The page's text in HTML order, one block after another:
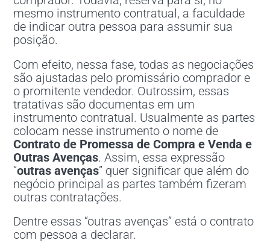
mesmo instrumento contratual, a faculdade
de indicar outra pessoa para assumir sua
posição.
Com efeito, nessa fase, todas as negociações
são ajustadas pelo promissário comprador e
o promitente vendedor. Outrossim, essas
tratativas são documentas em um
instrumento contratual. Usualmente as partes
colocam nesse instrumento o nome de
Contrato de Promessa de Compra e Venda e
Outras Avenças. Assim, essa expressão
“outras avenças” quer significar que além do
negócio principal as partes também fizeram
outras contratações.
Dentre essas “outras avenças” está o contrato
com pessoa a declarar.